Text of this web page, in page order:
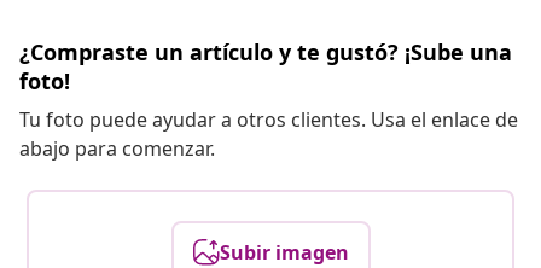
¿Compraste un artículo y te gustó? ¡Sube una
foto!
Tu foto puede ayudar a otros clientes. Usa el enlace de
abajo para comenzar.
Subir imagen